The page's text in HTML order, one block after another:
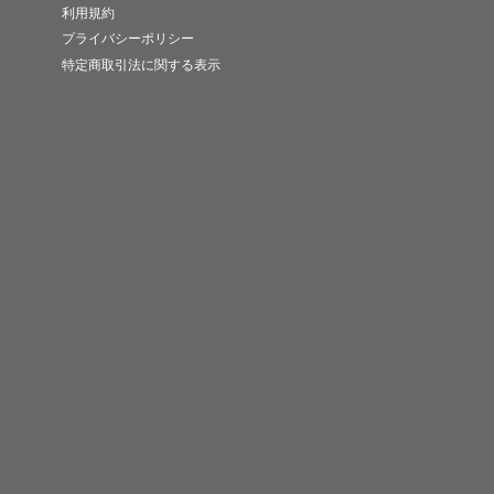
利用規約
プライバシーポリシー
特定商取引法に関する表示